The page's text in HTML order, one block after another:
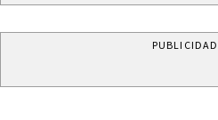
PUBLICIDAD